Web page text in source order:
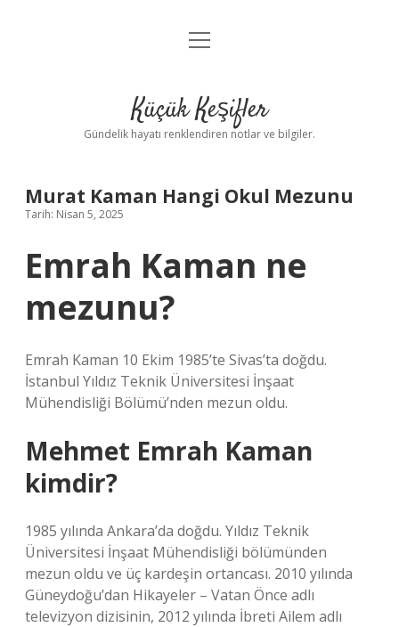
Anasayfa
Yasal Uyarı
menüyü
Küçük Keşifler
Gündelik hayatı renklendiren notlar ve bilgiler.
Murat Kaman Hangi Okul Mezunu
Tarih: Nisan 5, 2025
Emrah Kaman ne
mezunu?
Emrah Kaman 10 Ekim 1985’te Sivas’ta doğdu.
İstanbul Yıldız Teknik Üniversitesi İnşaat
Mühendisliği Bölümü’nden mezun oldu.
Mehmet Emrah Kaman
kimdir?
1985 yılında Ankara’da doğdu. Yıldız Teknik
Üniversitesi İnşaat Mühendisliği bölümünden
mezun oldu ve üç kardeşin ortancası. 2010 yılında
Güneydoğu’dan Hikayeler – Vatan Önce adlı
televizyon dizisinin, 2012 yılında İbreti Ailem adlı